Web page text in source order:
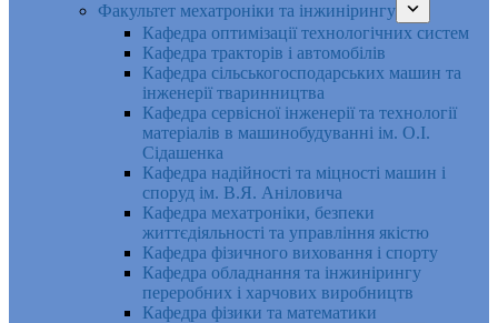
Факультет мехатроніки та інжинірингу
Кафедра оптимізації технологічних систем
Кафедра тракторів і автомобілів
Кафедра сільськогосподарських машин та
інженерії тваринництва
Кафедра cервісної інженерії та технології
матеріалів в машинобудуванні ім. О.І.
Сідашенка
Кафедра надійності та міцності машин і
споруд ім. В.Я. Аніловича
Кафедра мехатроніки, безпеки
життєдіяльності та управління якістю
Кафедра фізичного виховання і спорту
Кафедра обладнання та інжинірингу
переробних і харчових виробництв
Кафедра фізики та математики